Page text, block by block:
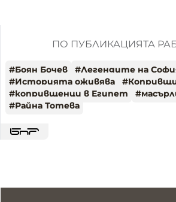
ПО ПУБЛИКАЦИЯТА
#Боян Бочев #Легендите на
#Историята оживява #
#копривщенци в Египет #
#Райна Тотева